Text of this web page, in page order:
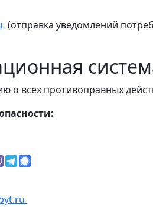
(отправка уведомлений
о всех противоправных